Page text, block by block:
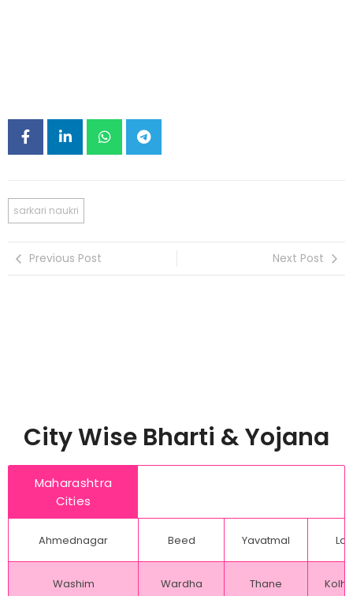
sarkari naukri
Previous Post Next Post
City Wise Bharti & Yojana
Maharashtra
Cities
Ahmednagar Beed Yavatmal
Washim Wardha Thane